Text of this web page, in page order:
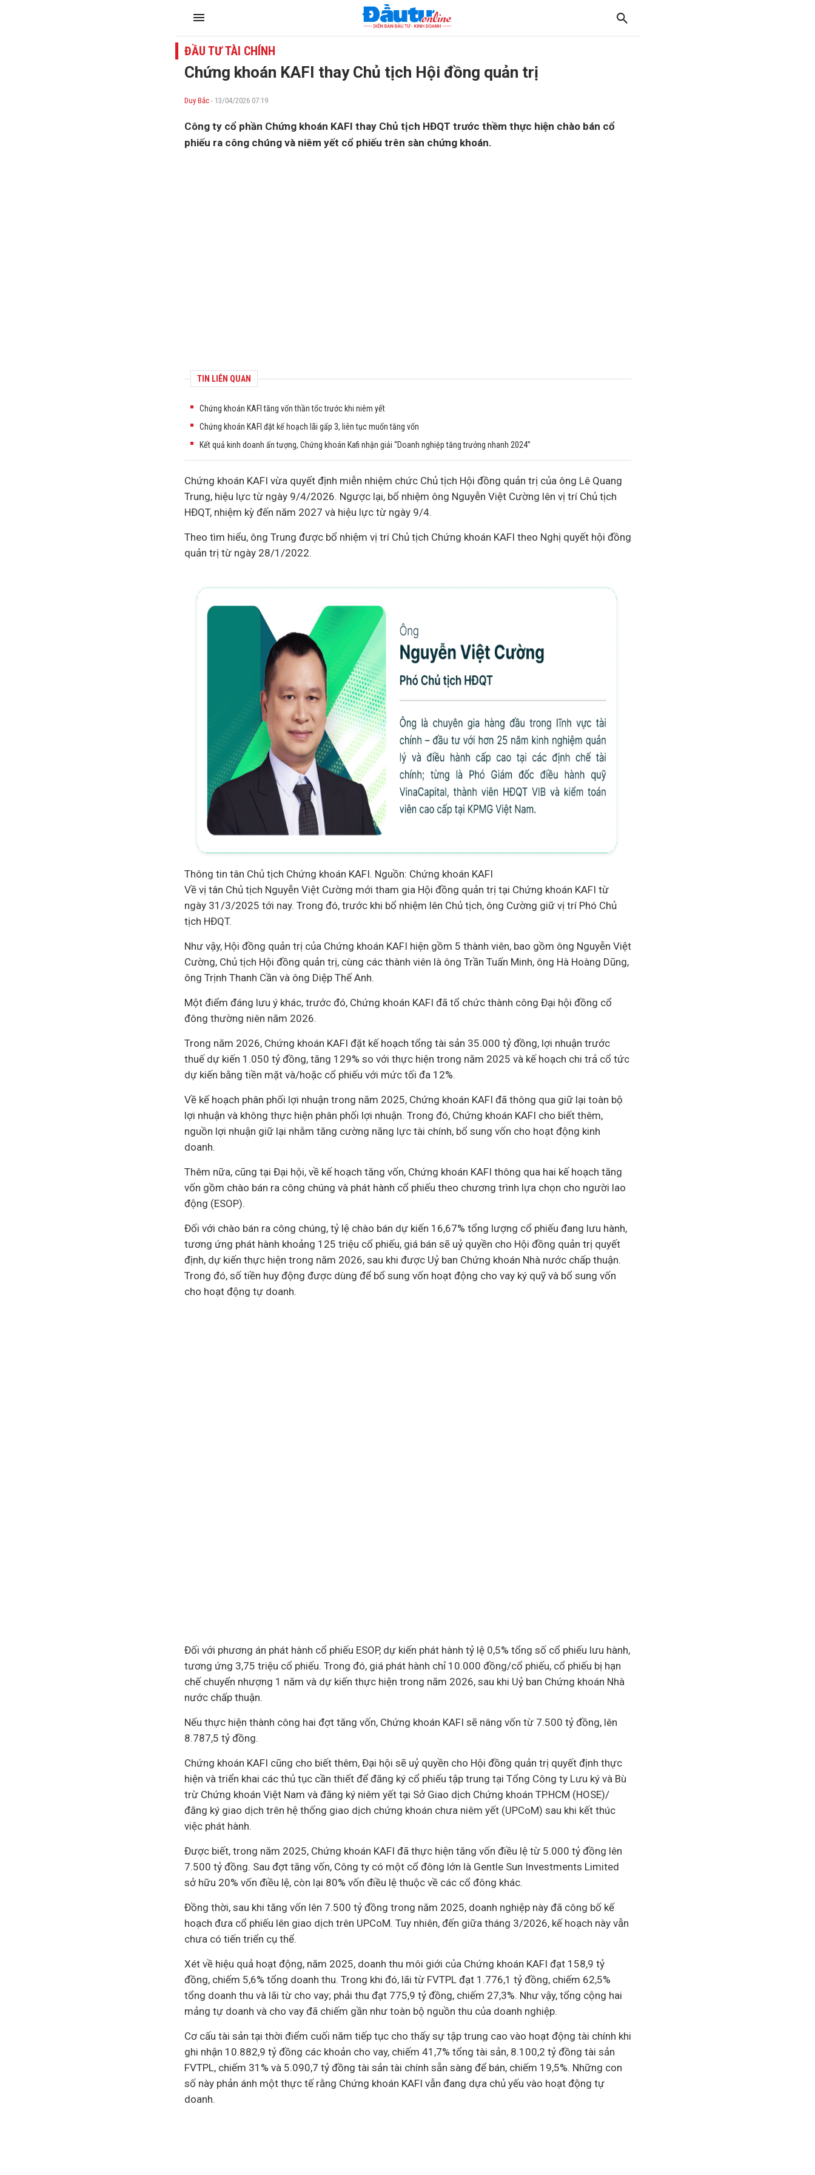
ĐẦU TƯ TÀI CHÍNH
Chứng khoán KAFI thay Chủ tịch Hội đồng quản trị
Duy Bắc- 13/04/2026 07:19
Công ty cổ phần Chứng khoán KAFI thay Chủ tịch HĐQT trước thềm thực hiện chào bán cổ
phiếu ra công chúng và niêm yết cổ phiếu trên sàn chứng khoán.
TIN LIÊN QUAN
Chứng khoán KAFI tăng vốn thần tốc trước khi niêm yết
Chứng khoán KAFI đặt kế hoạch lãi gấp 3, liên tục muốn tăng vốn
Kết quả kinh doanh ấn tượng, Chứng khoán Kafi nhận giải “Doanh nghiệp tăng trưởng nhanh 2024”
Chứng khoán KAFI vừa quyết định miễn nhiệm chức Chủ tịch Hội đồng quản trị của ông Lê Quang
Trung, hiệu lực từ ngày 9/4/2026. Ngược lại, bổ nhiệm ông Nguyễn Việt Cường lên vị trí Chủ tịch
HĐQT, nhiệm kỳ đến năm 2027 và hiệu lực từ ngày 9/4.
Theo tìm hiểu, ông Trung được bổ nhiệm vị trí Chủ tịch Chứng khoán KAFI theo Nghị quyết hội đồng
quản trị từ ngày 28/1/2022.
Thông tin tân Chủ tịch Chứng khoán KAFI. Nguồn: Chứng khoán KAFI
Về vị tân Chủ tịch Nguyễn Việt Cường mới tham gia Hội đồng quản trị tại Chứng khoán KAFI từ
ngày 31/3/2025 tới nay. Trong đó, trước khi bổ nhiệm lên Chủ tịch, ông Cường giữ vị trí Phó Chủ
tịch HĐQT.
Như vậy, Hội đồng quản trị của Chứng khoán KAFI hiện gồm 5 thành viên, bao gồm ông Nguyễn Việt
Cường, Chủ tịch Hội đồng quản trị, cùng các thành viên là ông Trần Tuấn Minh, ông Hà Hoàng Dũng,
ông Trịnh Thanh Cần và ông Diệp Thế Anh.
Một điểm đáng lưu ý khác, trước đó, Chứng khoán KAFI đã tổ chức thành công Đại hội đồng cổ
đông thường niên năm 2026.
Trong năm 2026, Chứng khoán KAFI đặt kế hoạch tổng tài sản 35.000 tỷ đồng, lợi nhuận trước
thuế dự kiến 1.050 tỷ đồng, tăng 129% so với thực hiện trong năm 2025 và kế hoạch chi trả cổ tức
dự kiến bằng tiền mặt và/hoặc cổ phiếu với mức tối đa 12%.
Về kế hoạch phân phối lợi nhuận trong năm 2025, Chứng khoán KAFI đã thông qua giữ lại toàn bộ
lợi nhuận và không thực hiện phân phối lợi nhuận. Trong đó, Chứng khoán KAFI cho biết thêm,
nguồn lợi nhuận giữ lại nhằm tăng cường năng lực tài chính, bổ sung vốn cho hoạt động kinh
doanh.
Thêm nữa, cũng tại Đại hội, về kế hoạch tăng vốn, Chứng khoán KAFI thông qua hai kế hoạch tăng
vốn gồm chào bán ra công chúng và phát hành cổ phiếu theo chương trình lựa chọn cho người lao
động (ESOP).
Đối với chào bán ra công chúng, tỷ lệ chào bán dự kiến 16,67% tổng lượng cổ phiếu đang lưu hành,
tương ứng phát hành khoảng 125 triệu cổ phiếu, giá bán sẽ uỷ quyền cho Hội đồng quản trị quyết
định, dự kiến thực hiện trong năm 2026, sau khi được Uỷ ban Chứng khoán Nhà nước chấp thuận.
Trong đó, số tiền huy động được dùng để bổ sung vốn hoạt động cho vay ký quỹ và bổ sung vốn
cho hoạt động tự doanh.
Đối với phương án phát hành cổ phiếu ESOP, dự kiến phát hành tỷ lệ 0,5% tổng số cổ phiếu lưu hành,
tương ứng 3,75 triệu cổ phiếu. Trong đó, giá phát hành chỉ 10.000 đồng/cổ phiếu, cổ phiếu bị hạn
chế chuyển nhượng 1 năm và dự kiến thực hiện trong năm 2026, sau khi Uỷ ban Chứng khoán Nhà
nước chấp thuận.
Nếu thực hiện thành công hai đợt tăng vốn, Chứng khoán KAFI sẽ nâng vốn từ 7.500 tỷ đồng, lên
8.787,5 tỷ đồng.
Chứng khoán KAFI cũng cho biết thêm, Đại hội sẽ uỷ quyền cho Hội đồng quản trị quyết định thực
hiện và triển khai các thủ tục cần thiết để đăng ký cổ phiếu tập trung tại Tổng Công ty Lưu ký và Bù
trừ Chứng khoán Việt Nam và đăng ký niêm yết tại Sở Giao dịch Chứng khoán TP.HCM (HOSE)/
đăng ký giao dịch trên hệ thống giao dịch chứng khoán chưa niêm yết (UPCoM) sau khi kết thúc
việc phát hành.
Được biết, trong năm 2025, Chứng khoán KAFI đã thực hiện tăng vốn điều lệ từ 5.000 tỷ đồng lên
7.500 tỷ đồng. Sau đợt tăng vốn, Công ty có một cổ đông lớn là Gentle Sun Investments Limited
sở hữu 20% vốn điều lệ, còn lại 80% vốn điều lệ thuộc về các cổ đông khác.
Đồng thời, sau khi tăng vốn lên 7.500 tỷ đồng trong năm 2025, doanh nghiệpnày đã công bố kế
hoạch đưa cổ phiếu lên giao dịch trên UPCoM. Tuy nhiên, đến giữa tháng 3/2026, kế hoạch này vẫn
chưa có tiến triển cụ thể.
Xét về hiệu quả hoạt động, năm 2025, doanh thu môi giới của Chứng khoán KAFI đạt 158,9 tỷ
đồng, chiếm 5,6% tổng doanh thu. Trong khi đó, lãi từ FVTPL đạt 1.776,1 tỷ đồng, chiếm 62,5%
tổng doanh thu và lãi từ cho vay; phải thu đạt 775,9 tỷ đồng, chiếm 27,3%. Như vậy, tổng cộng hai
mảng tự doanh và cho vay đã chiếm gần như toàn bộ nguồn thu của doanh nghiệp.
Cơ cấu tài sản tại thời điểm cuối năm tiếp tục cho thấy sự tập trung cao vào hoạt động tài chính khi
ghi nhận 10.882,9 tỷ đồng các khoản cho vay, chiếm 41,7% tổng tài sản, 8.100,2 tỷ đồng tài sản
FVTPL, chiếm 31% và 5.090,7 tỷ đồng tài sản tài chính sẵn sàng để bán, chiếm 19,5%. Những con
số này phản ánh một thực tế rằng Chứng khoán KAFI vẫn đang dựa chủ yếu vào hoạt động tự
doanh.